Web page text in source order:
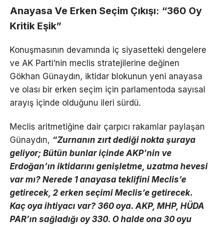
Anayasa Ve Erken Seçim Çıkışı: “360 Oy
Kritik Eşik”
Konuşmasının devamında iç siyasetteki dengelere
ve AK Parti’nin meclis stratejilerine değinen
Gökhan Günaydın, iktidar blokunun yeni anayasa
ve olası bir erken seçim için parlamentoda sayısal
arayış içinde olduğunu ileri sürdü.
Meclis aritmetiğine dair çarpıcı rakamlar paylaşan
Günaydın, “Zurnanın zırt dediği nokta şuraya
geliyor; Bütün bunlar içinde AKP’nin ve
Erdoğan’ın iktidarını genişletme, uzatma hevesi
var mı? Nerede 1 anayasa teklifini Meclis’e
getirecek, 2 erken seçimi Meclis’e getirecek.
Kaç oya ihtiyacı var? 360 oya. AKP, MHP, HÜDA
PAR’ın sağladığı oy 330. O halde ona 30 oyu